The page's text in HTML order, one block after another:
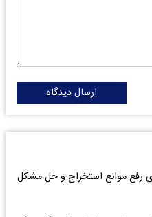
ارسال دیدگاه
رفع موانع استخراج و حل مشکل